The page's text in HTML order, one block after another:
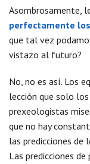
Asombrosamente,
perfectamente
que tal vez
vistazo al futuro?
No, no es así. Los
lección que solo
prexeologistas
que no hay
las predicciones de
Las predicciones